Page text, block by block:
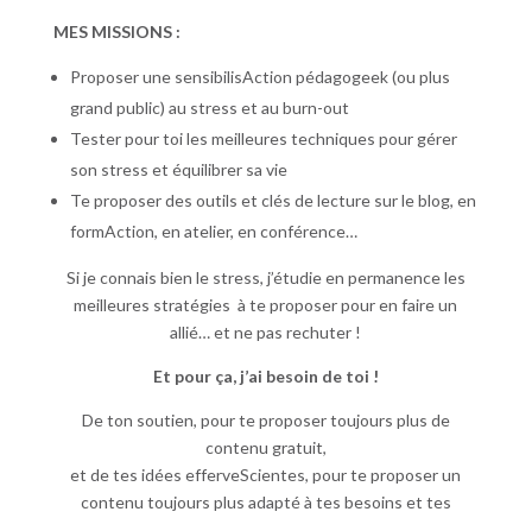
MES MISSIONS :
Proposer une sensibilisAction pédagogeek (ou plus
grand public) au stress et au burn-out
Tester pour toi les meilleures techniques pour gérer
son stress et équilibrer sa vie
Te proposer des outils et clés de lecture sur le blog, en
formAction, en atelier, en conférence…
Si je connais bien le stress, j’étudie en permanence les
meilleures stratégies à te proposer pour en faire un
allié… et ne pas rechuter !
Et pour ça, j’ai besoin de toi !
De ton soutien, pour te proposer toujours plus de
contenu gratuit,
et de tes idées efferveScientes, pour te proposer un
contenu toujours plus adapté à tes besoins et tes